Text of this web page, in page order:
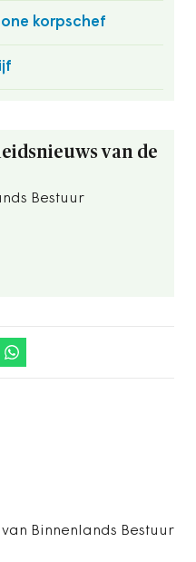
korpschef
van de
Bestuur
Binnenlands Bestuur